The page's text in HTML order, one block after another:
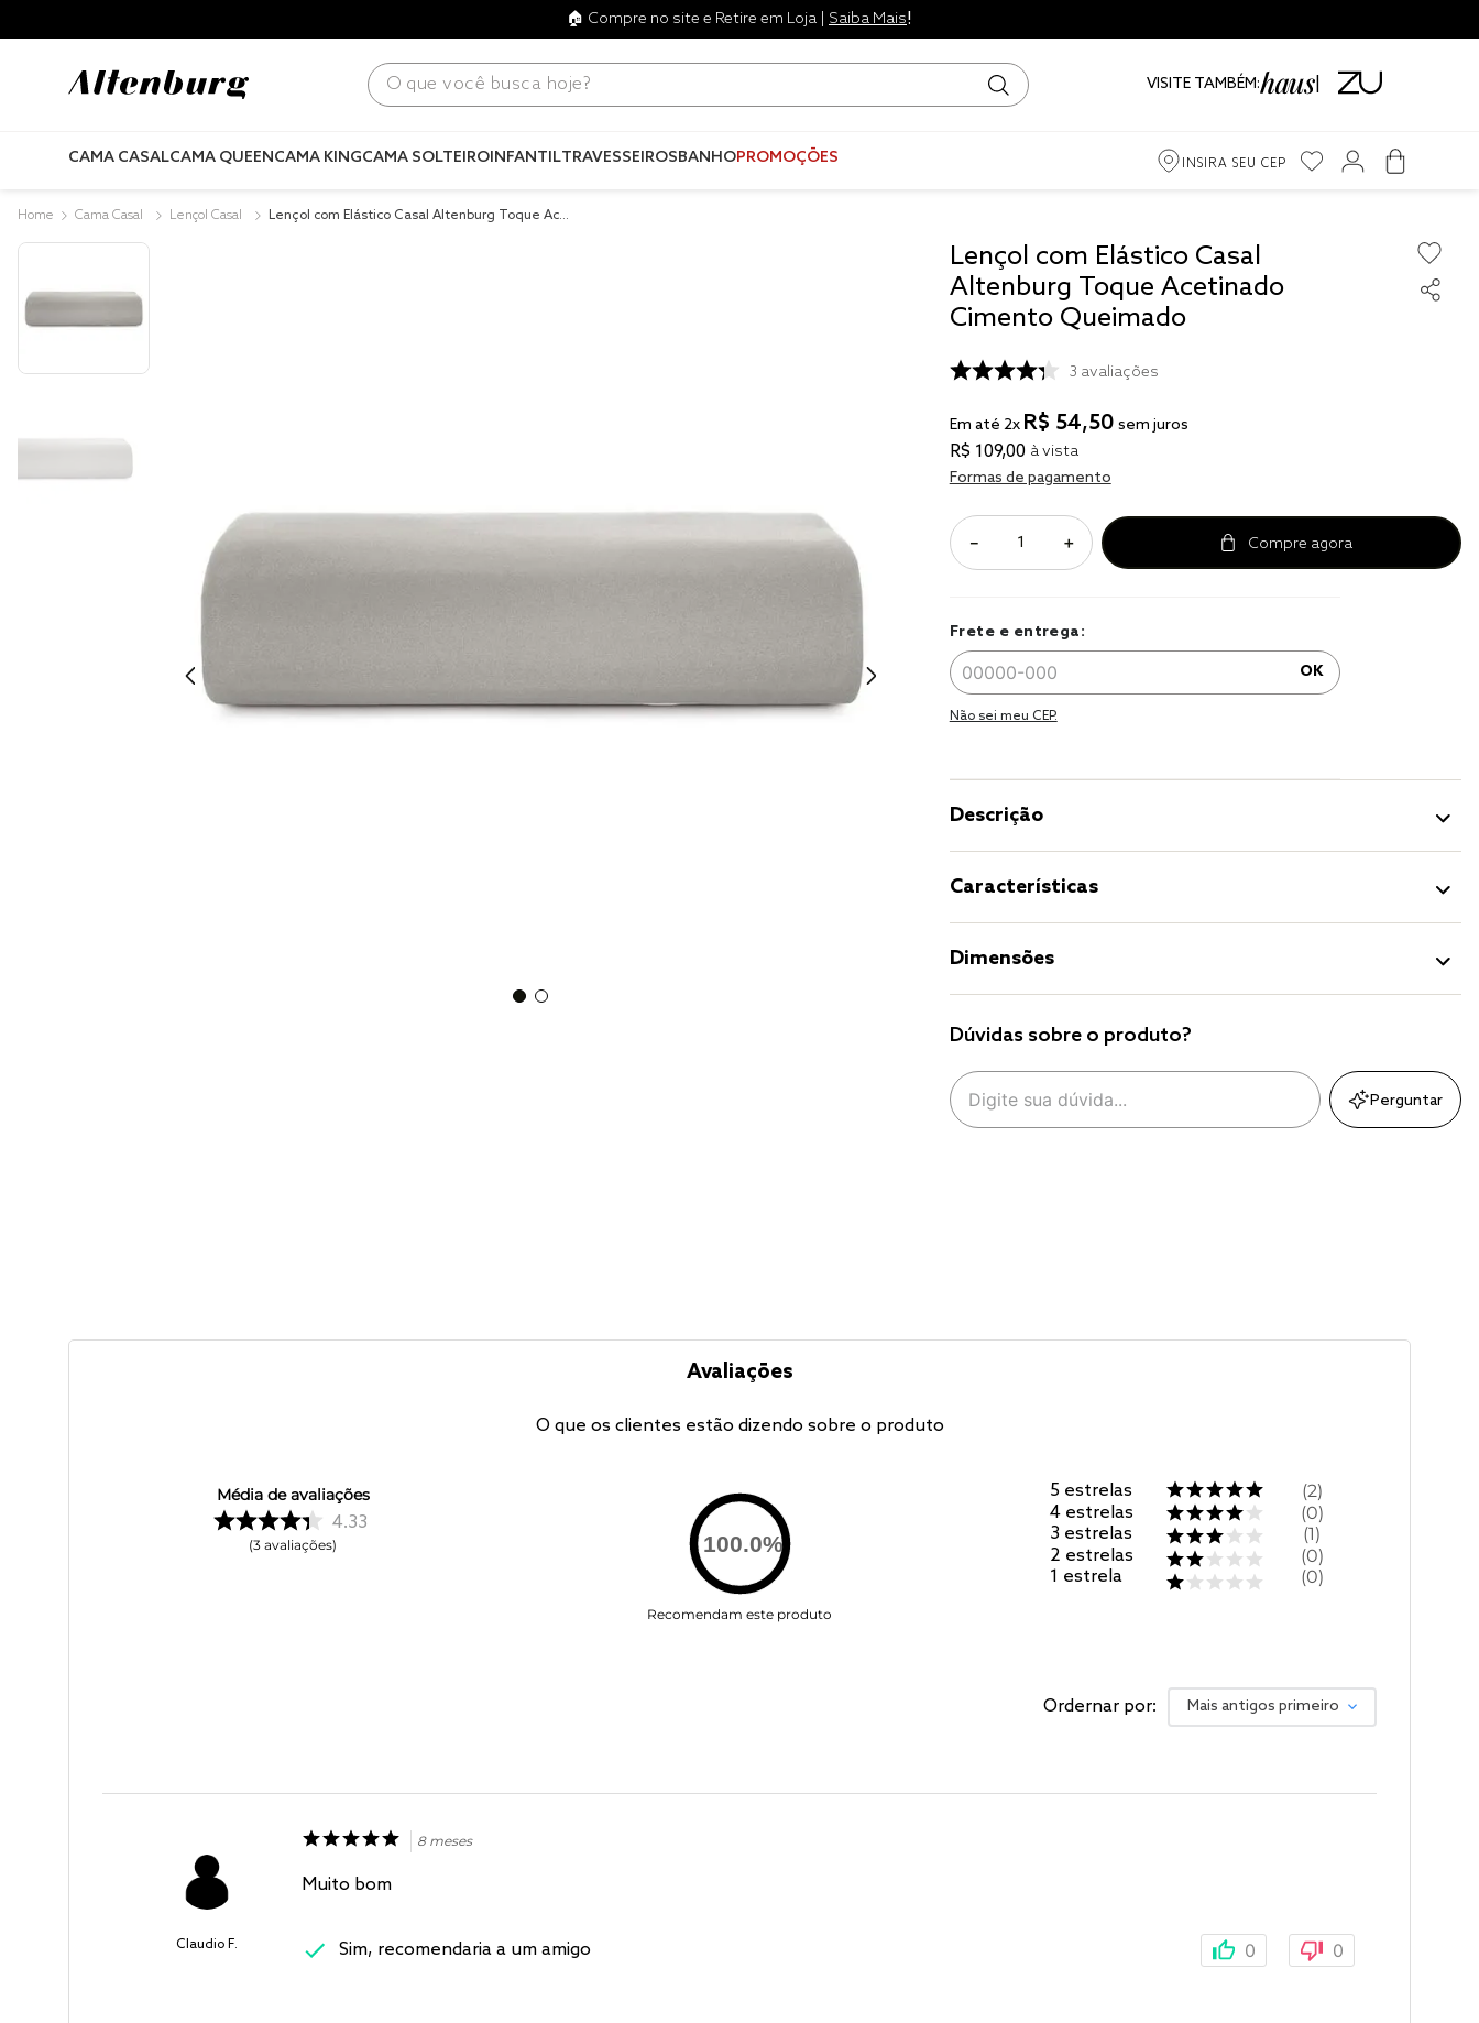
🏠 Compre no site e Retire em Loja | Saiba Mais!
O que você busca hoje?
VISITE TAMBÉM:
CAMA CASALCAMA QUEENCAMA KINGCAMA SOLTEIROINFANTILTRAVESSEIROSBANHOPROMOÇÕES INSIRA SEU CEP
Cama Casal Lençol Casal
Lençol com Elástico Casal Altenburg Toque Aceti
Lençol com Elástico Casal
Altenburg Toque Acetinado
Cimento Queimado
3 avaliações
Em até 2x R$ 54,50 sem juros
R$ 109,00 à vista
Formas de pagamento
＋
－
Frete e entrega:
OK
Não sei meu CEP.
Descrição
Características
Dimensões
Dúvidas sobre o produto?
Perguntar
Avaliações
O que os clientes estão dizendo sobre o produto
Média de avaliações
4.33
3 avaliações 100.0%
Recomendam este produto
5 estrelas
4 estrelas
3 estrelas
2 estrelas
1 estrela
2
0
1
0
0
Ordernar por: Mais antigos primeiro
Claudio F.
8 meses
Muito bom
Sim, recomendaria a um amigo 0 0
fronha
travesseiro
solteiro
cobre leito
jogo cama
casal